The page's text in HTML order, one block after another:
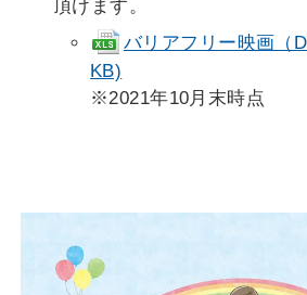
頂けます。
バリアフリー映画（
KB)
※2021年10月末時点